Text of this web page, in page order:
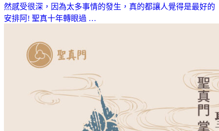
然感受很深，因為太多事情的發生，真的都讓人覺得是最好的
安排阿! 聖真十年轉眼過 …